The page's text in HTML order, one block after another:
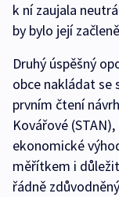
k ní zaujala
by bylo její
Druhý úspěšný
obce nakládat se
prvním čtení
Kovářové
ekonomické
měřítkem i
řádně